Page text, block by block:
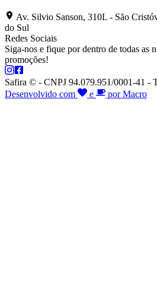
Av. Silvio Sanson, 310L - São
do Sul
Redes Sociais
Siga-nos e fique por dentro de todas as
promoções!
Safira © - CNPJ 94.079.951/0001-41 -
Desenvolvido com
e por Macro